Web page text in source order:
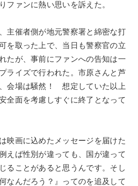
ファンに熱い思いを訴えた。
主催者側が地元警察署と綿密な打
を取った上で、当日も警察官の立
たが、事前にファンへの告知は一
ライズで行われた。市原さんと芦
会場は騒然！ 想定していた以上
全面を考慮しすぐに終了となって
映画に込めたメッセージを届けた
えば性別が違っても、国が違って
ることがあると思うんです。そし
なんだろう？』ってのを追及して